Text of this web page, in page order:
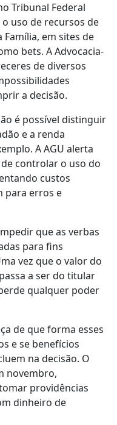
Tribunal Federal
uso de recursos de
em sites de
bets. A Advocacia-
de diversos
a decisão.
é possível distinguir
e a renda
A AGU alerta
controlar o uso do
custos
para erros e
que as verbas
para fins
vez que o valor do
a ser do titular
qualquer poder
de que forma esses
e se benefícios
na decisão. O
novembro,
providências
dinheiro de